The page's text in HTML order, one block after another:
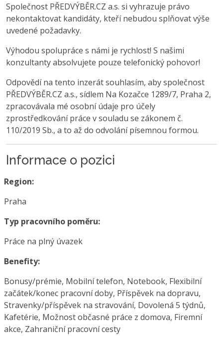
Společnost PŘEDVÝBĚR.CZ a.s. si vyhrazuje právo
nekontaktovat kandidáty, kteří nebudou splňovat výše
uvedené požadavky.
Výhodou spolupráce s námi je rychlost! S našimi
konzultanty absolvujete pouze telefonický pohovor!
Odpovědí na tento inzerát souhlasím, aby společnost
PŘEDVÝBĚR.CZ a.s., sídlem Na Kozačce 1289/7, Praha 2,
zpracovávala mé osobní údaje pro účely
zprostředkování práce v souladu se zákonem č.
110/2019 Sb., a to až do odvolání písemnou formou.
Informace o pozici
Region:
Praha
Typ pracovního poměru:
Práce na plný úvazek
Benefity:
Bonusy/prémie, Mobilní telefon, Notebook, Flexibilní
začátek/konec pracovní doby, Příspěvek na dopravu,
Stravenky/příspěvek na stravování, Dovolená 5 týdnů,
Kafetérie, Možnost občasné práce z domova, Firemní
akce, Zahraniční pracovní cesty